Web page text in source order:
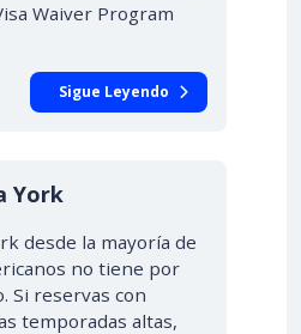
Waiver Program
Sigue Leyendo
York
desde la mayoría de
no tiene por
Si reservas con
temporadas altas,